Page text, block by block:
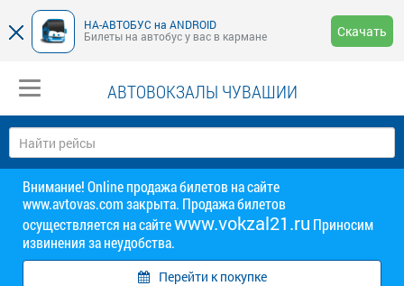
НА-АВТОБУС на ANDROID
Билеты на автобус у вас в кармане
Скачать
АВТОВОКЗАЛЫ ЧУВАШИИ
Внимание! Online продажа билетов на сайте
www.avtovas.com закрыта. Продажа билетов
осуществляется на сайтеwww.vokzal21.ru Приносим
извинения за неудобства.
Перейти к покупке